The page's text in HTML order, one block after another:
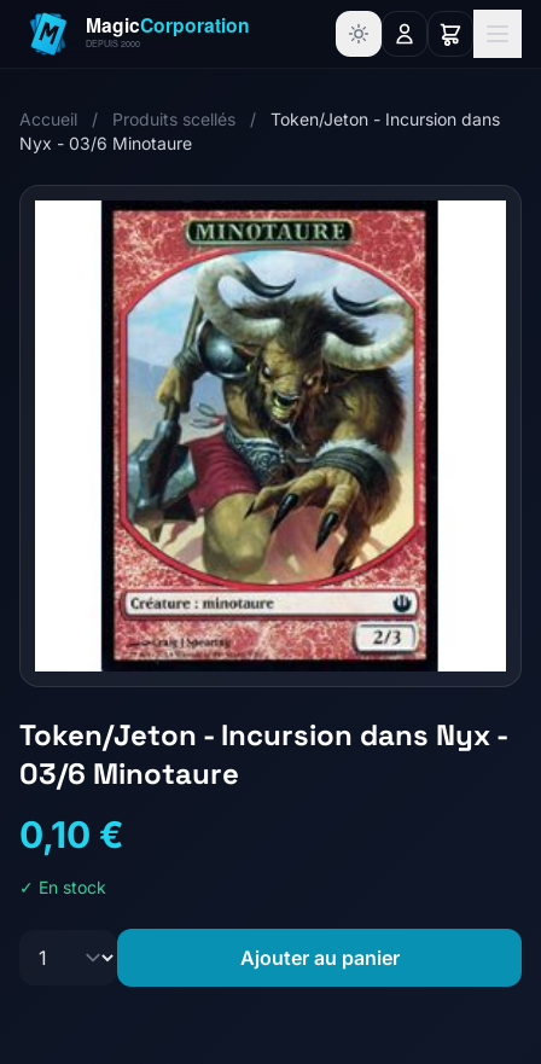
Accueil / Produits scellés /
Token/Jeton - Incursion dans
Nyx - 03/6 Minotaure
Token/Jeton - Incursion dans Nyx -
03/6 Minotaure
0,10 €
✓ En stock
Ajouter au panier